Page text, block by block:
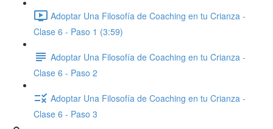
Adoptar Una Filosofía de Coaching en tu Crianza -
Clase 6 - Paso 1 (3:59)
Adoptar Una Filosofía de Coaching en tu Crianza -
Clase 6 - Paso 2
Adoptar Una Filosofía de Coaching en tu Crianza -
Clase 6 - Paso 3